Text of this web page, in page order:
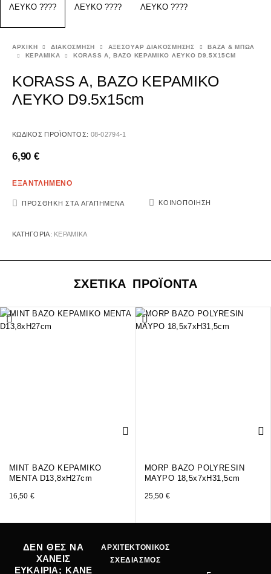
ΑΡΧΙΚΉ ΔΙΑΚΟΣΜΗΣΗ ΑΞΕΣΟΥΑΡ ΔΙΑΚΟΣΜΗΣΗΣ
ΒΑΖΑ & ΜΠΩΛ
ΚΕΡΑΜΙΚΑ
KORASS A, ΒΑΖΟ ΚΕΡΑΜΙΚΟ ΛΕΥΚΟ D9.5X15CM
KORASS A, ΒΑΖΟ ΚΕΡΑΜΙΚΟ
ΛΕΥΚΟ D9.5x15cm
ΚΩΔΙΚΌΣ ΠΡΟΪΌΝΤΟΣ: 08-02794-1
6,90€
ΕΞΑΝΤΛΗΜΕΝΟ
ΠΡΟΣΘΉΚΗ ΣΤΑ ΑΓΑΠΗΜΈΝΑ ΚΟΙΝΟΠΟΊΗΣΗ
ΚΑΤΗΓΟΡΊΑ: ΚΕΡΑΜΙΚΑ
ΣΧΕΤΙΚΑ ΠΡΟΪΟΝΤΑ
MINT ΒΑΖΟ ΚΕΡΑΜΙΚΟ
ΜΕΝΤΑ D13,8xH27cm
16,50 €
MORP ΒΑΖΟ POLYRESIN
ΜΑΥΡΟ 18,5x7xH31,5cm
25,50 €
ΔΕΝ ΘΕΣ ΝΑ
ΧΑΝΕΙΣ
ΕΥΚΑΙΡΙΑ; ΚΑΝΕ
ΑΡΧΙΤΕΚΤΟΝΙΚΟΣ
ΣΧΕΔΙΑΣΜΟΣ